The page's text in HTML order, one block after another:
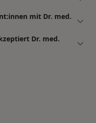
mit Dr. med.
Dr. med.